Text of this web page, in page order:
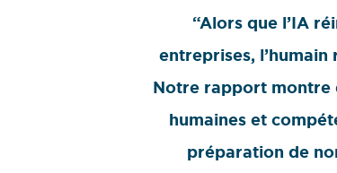
“Alors que l’IA
entreprises,
Notre rapport montre
humaines et
préparation de